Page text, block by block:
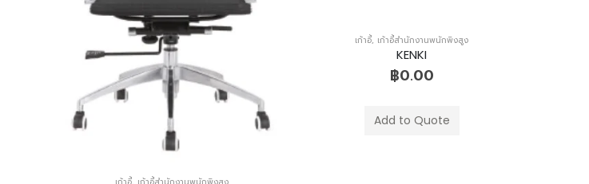
เก้าอี้,เก้าอี้สำนักงานพนักพิงสูง
KENKI
฿0.00
Add to Quote